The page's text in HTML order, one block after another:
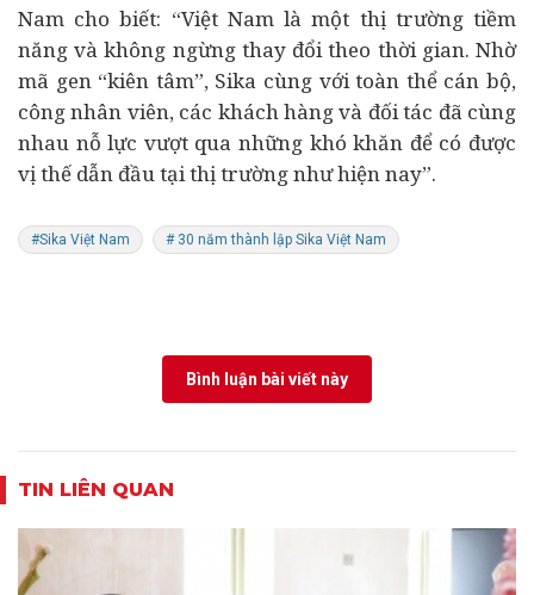
Nam cho biết: “Việt Nam là một thị trường tiềm
năng và không ngừng thay đổi theo thời gian. Nhờ
mã gen “kiên tâm”, Sika cùng với toàn thể cán bộ,
công nhân viên, các khách hàng và đối tác đã cùng
nhau nỗ lực vượt qua những khó khăn để có được
vị thế dẫn đầu tại thị trường như hiện nay”.
#Sika Việt Nam # 30 năm thành lập Sika Việt Nam
Bình luận bài viết này
TIN LIÊN QUAN